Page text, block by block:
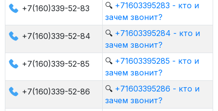
+7(160)339-52-83
🔍 +71603395283 - кто и
зачем звонит?
+7(160)339-52-84
🔍 +71603395284 - кто и
зачем звонит?
+7(160)339-52-85
🔍 +71603395285 - кто и
зачем звонит?
+7(160)339-52-86
🔍 +71603395286 - кто и
зачем звонит?